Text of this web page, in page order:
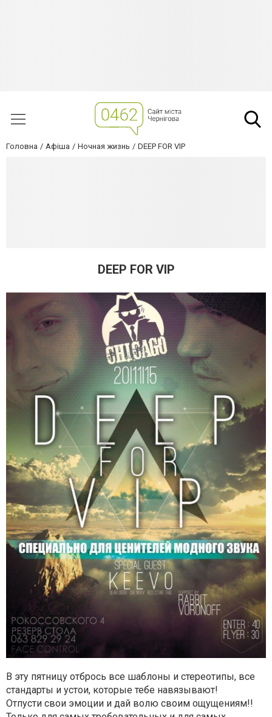
Головна Афіша Ночная жизнь DEEP FOR VIP
DEEP FOR VIP
В эту пятницу отбрось все шаблоны и стереотипы, все
стандарты и устои, которые тебе навязывают!
Отпусти свои эмоции и дай волю своим ощущениям!!